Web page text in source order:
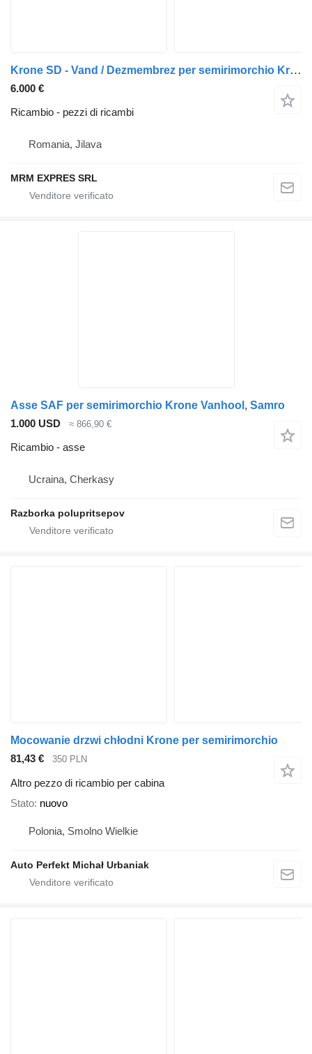
Krone SD - Vand / Dezmembrez per semirimorchio Krone SD - Vand / Dezmembrez
6.000 €
Ricambio - pezzi di ricambi
Romania, Jilava
MRM EXPRES SRL
Asse SAF per semirimorchio Krone Vanhool, Samro
1.000 USD
≈ 866,90 €
Ricambio - asse
Ucraina, Cherkasy
Razborka polupritsepov
Mocowanie drzwi chłodni Krone per semirimorchio
81,43 €
350 PLN
Altro pezzo di ricambio per cabina
Stato nuovo
Polonia, Smolno Wielkie
Auto Perfekt Michał Urbaniak